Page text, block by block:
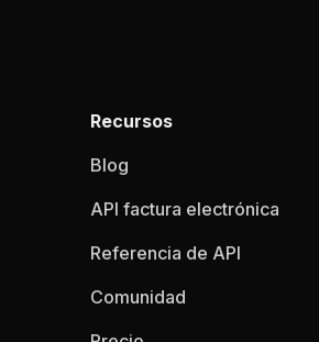
Recursos
Blog
API factura electrónica
Referencia de API
Comunidad